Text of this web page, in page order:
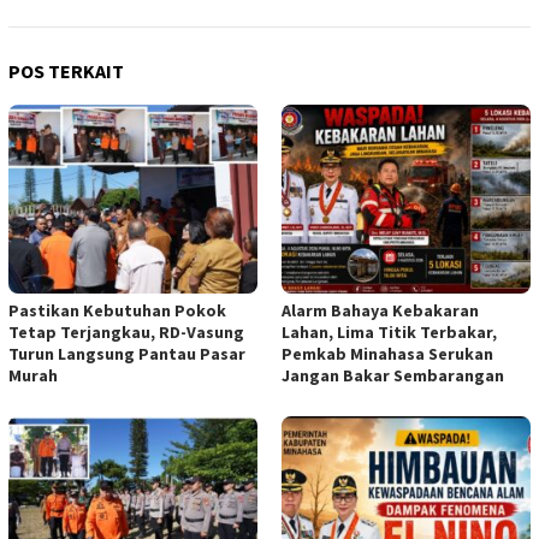
POS TERKAIT
Pastikan Kebutuhan Pokok
Tetap Terjangkau, RD-Vasung
Turun Langsung Pantau Pasar
Murah
Alarm Bahaya Kebakaran
Lahan, Lima Titik Terbakar,
Pemkab Minahasa Serukan
Jangan Bakar Sembarangan